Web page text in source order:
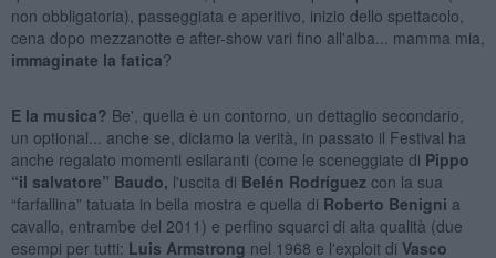
non obbligatoria), passeggiata e aperitivo, inizio dello spettacolo,
cena dopo mezzanotte e after-show vari fino all'alba... mamma mia,
immaginate la fatica?
E la musica? Be', quella è un contorno, un dettaglio secondario,
un optional... anche se, diciamo la verità, in passato il Festival ha
anche regalato momenti esilaranti (come le sceneggiate di Pippo
“il salvatore” Baudo, l'uscita di Belén Rodríguez con la sua
“farfallina” tatuata in bella mostra e quella di Roberto Benigni a
cavallo, entrambe del 2011) e perfino squarci di alta qualità (due
esempi per tutti: Luis Armstrong nel 1968 e l'exploit di Vasco